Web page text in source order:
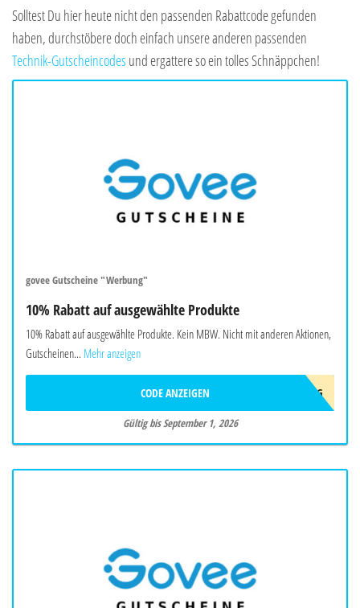
Solltest Du hier heute nicht den passenden Rabattcode gefunden
haben, durchstöbere doch einfach unsere anderen passenden
Technik-Gutscheincodes und ergattere so ein tolles Schnäppchen!
govee Gutscheine "Werbung"
10% Rabatt auf ausgewählte Produkte
10% Rabatt auf ausgewählte Produkte. Kein MBW. Nicht mit anderen Aktionen,
Gutscheinen... Mehr anzeigen
AFF10AUG
CODE ANZEIGEN
Gültig bis September 1, 2026